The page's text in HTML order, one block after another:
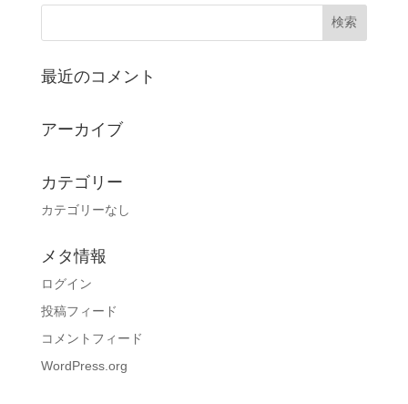
最近のコメント
アーカイブ
カテゴリー
カテゴリーなし
メタ情報
ログイン
投稿フィード
コメントフィード
WordPress.org